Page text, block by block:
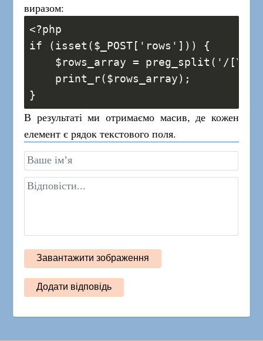
виразом:
<?php
if (isset($_POST['rows'])) {
$rows_array = preg_split('/
    print_r($rows_array);
}
В результаті ми отримаємо масив, де кожен
елемент є рядок текстового поля.